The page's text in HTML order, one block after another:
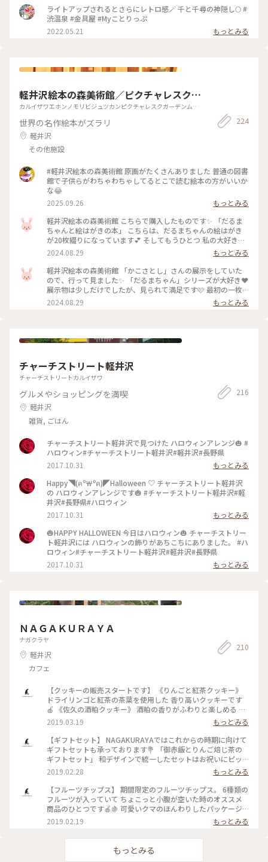
施の栗めぐりと共に秋を感じてほしいモデルルートです😊✨ #
秋いろとりどり #Myことりっぷ #長野県 #渋温泉#金具屋#温泉
ライトアップされるとさらにレトロ感🪄 千と千尋の神隠し🌕 #
渋温泉 #金具屋 #Myことりっぷ
2022.05.21
もっとみる
軽井沢絵本の森美術館／ピクチャレスク・
ガーデン（ムーゼの森）
カルイザワエホンノモリビジュツカンピクチャレスクガーデンムー
世界の名作絵本がズラリ
軽井沢
その他施設
224
#軽井沢絵本の森美術館 原画がたくさんありました 普通の図書
館で子供らがわちゃわちゃしてるとこで読む絵本の方がいいか
な😂
2025.09.26
もっとみる
軽井沢絵本の森美術館 こちらで購入したものです✨ 「だるま
ちゃんと絵はがきの本」 こちらは、だるまちゃんの絵はがき
が20枚綴りになっています💕 そしてもうひとつ 私の大好きな
絵本 「ちいさいおうち」 一筆箋があったので、つい買ってし
まいました🩷 家の本棚から引っ張りだし、久しぶりに絵本読
んでみました✨ 台風の影響で、かなり広い範囲で、被害がおき
ていますね💧 これ以上被害が拡大しないことを願います。 皆
さま、しばらくお気を付けて、お過ごしくださいね♡ 私も今週
の森美術館 #かこさとし #だるまちゃんとてんぐちゃん #ちい
2024.08.29
もっとみる
軽井沢絵本の森美術館 「かこさとし」さんの展示をしていた
ので、行って見ました✨ 「だるまちゃん」シリーズが大好き❤️
展示物は少しだけでしたが、見られて満足です🩷 最初の一枚
以外、撮影NGでした💦 チケットを買って館内に入ると、とて
も素敵なお庭と建物がありました🩷 建物の中に、世界の絵本
し #長野 #軽井沢 #ことりっぷ旅2024
2024.08.29 もっとみる
チャーチストリート軽井沢
チャーチストリートカルイザワ
グルメやショッピングを満喫
軽井沢
雑貨, ごはん
216
チャーチストリート軽井沢で見つけた ハロウィンアレンジ🎃 #
ハロウィン#チャーチストリート軽井沢#軽井沢#長野県
2017.10.31
もっとみる
Happy◥(ฅº￦ºฅ)◤Halloween ♡ チャーチストリート軽井沢
の ハロウィンアレンジです🎃 #チャーチストリート軽井沢#軽
井沢#長野県#ハロウィン
2017.10.31
もっとみる
🎃HAPPY HALLOWEEN 今日はハロウィン🎃 チャーチストリー
ト軽井沢には ハロウィンの飾りがあちこちにありました。 #ハ
ロウィン#チャーチストリート軽井沢#軽井沢#長野県
2017.10.31
もっとみる
ＮＡＧＡＫＵＲＡＹＡ
ナガクラヤ
軽井沢
カフェ
210
【クッキーの販売スタートです】 《りんごと紅茶クッキー》
ドライリンゴと紅茶の茶葉を使用した 香り高いクッキーです
🍎 《佐久の酒粕クッキー》 酒粕の香りがふわりと楽しめる ク
ラッカータイプのクッキーです♩ 《信州そば粉のスノーボー
ルクッキー》 信州佐久産のそば粉を使ったふんわりサクサク
のスノーボールクッキーです🌿 3種類とも可愛い缶入りとなっ
ております！ 軽井沢の春ももうすぐそこに！ 出会いの季節の
ギフトにも、 お出かけのお供にもピッタリです💐 店頭に並ん
成中ですが、 店頭でお買い求めいただけますので ぜひお立ち
寄りくださいね🏡 . NAGAKURAYA 営業時間 10:00～18:00 .
#NAGAKURAYA #nagakuraya #ナガクラヤ #karuizawa #軽
井沢 #nagano#長野 #sinsyu#信州 #雑貨#軽井沢雑貨 #軽井沢
雑貨屋 #軽井沢雑貨屋さん #gift #ギフト #omiyage #お土産 #
ドライフラワー #ドライフラワーのある暮らし #新商品 #クッ
2019.03.19
もっとみる
【ギフトセット】 NAGAKURAYAではこれからの時期に向けて
ギフトセットも承っております💐 「御赤飯とりんご焙じ茶の
ギフトセット」 和デザインで統一したセットはお祝いにピッ
タリ！ 晴れ着のメッセージカードを添えてみても可愛いです
♩ お熨斗対応可能な商品もございますので ご希望がございま
したらお気軽に仰ってくださいね！ ※御赤飯はご注文をいた
だいてから 少々お時間をいただきますので 予めご了承くださ
いませ… NAGAKURAYA 営業時間 10:00～18:00
#NAGAKURAYA #nagakuraya #ナガクラヤ #karuizawa #軽
井沢 #雑貨 #軽井沢雑貨 #軽井沢雑貨屋 #軽井沢雑貨屋さん
ラワーのある暮らし #お祝い #内祝い #giftset #ギフトセット
2019.02.28
もっとみる
【フルーツチップス】 期間限定のフルーツチップス。 6種類の
フルーツが入っていて ちょこっと小腹が空いた時のオススメ
商品のひとつです🍎🍇 可愛いクマのほんわりしたパッケージ
にも注目！ 野菜チップスとセットにして ちょっとしたお土産
やお礼にぜひどうぞ♩ NAGAKURAYA 営業時間 10:00～18:00
#NAGAKURAYA #nagakuraya #ナガクラヤ #karuizawa #軽
井沢 #雑貨 #軽井沢雑貨 #軽井沢雑貨屋 #軽井沢雑貨屋さん
#gift #ギフト #omiyage #お土産 #ドライフラワー #ドライフ
2019.02.19 もっとみる
もっとみる